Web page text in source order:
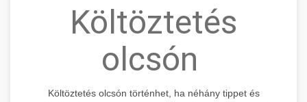
Költöztetés
olcsón
Költöztetés olcsón történhet, ha néhány tippet és